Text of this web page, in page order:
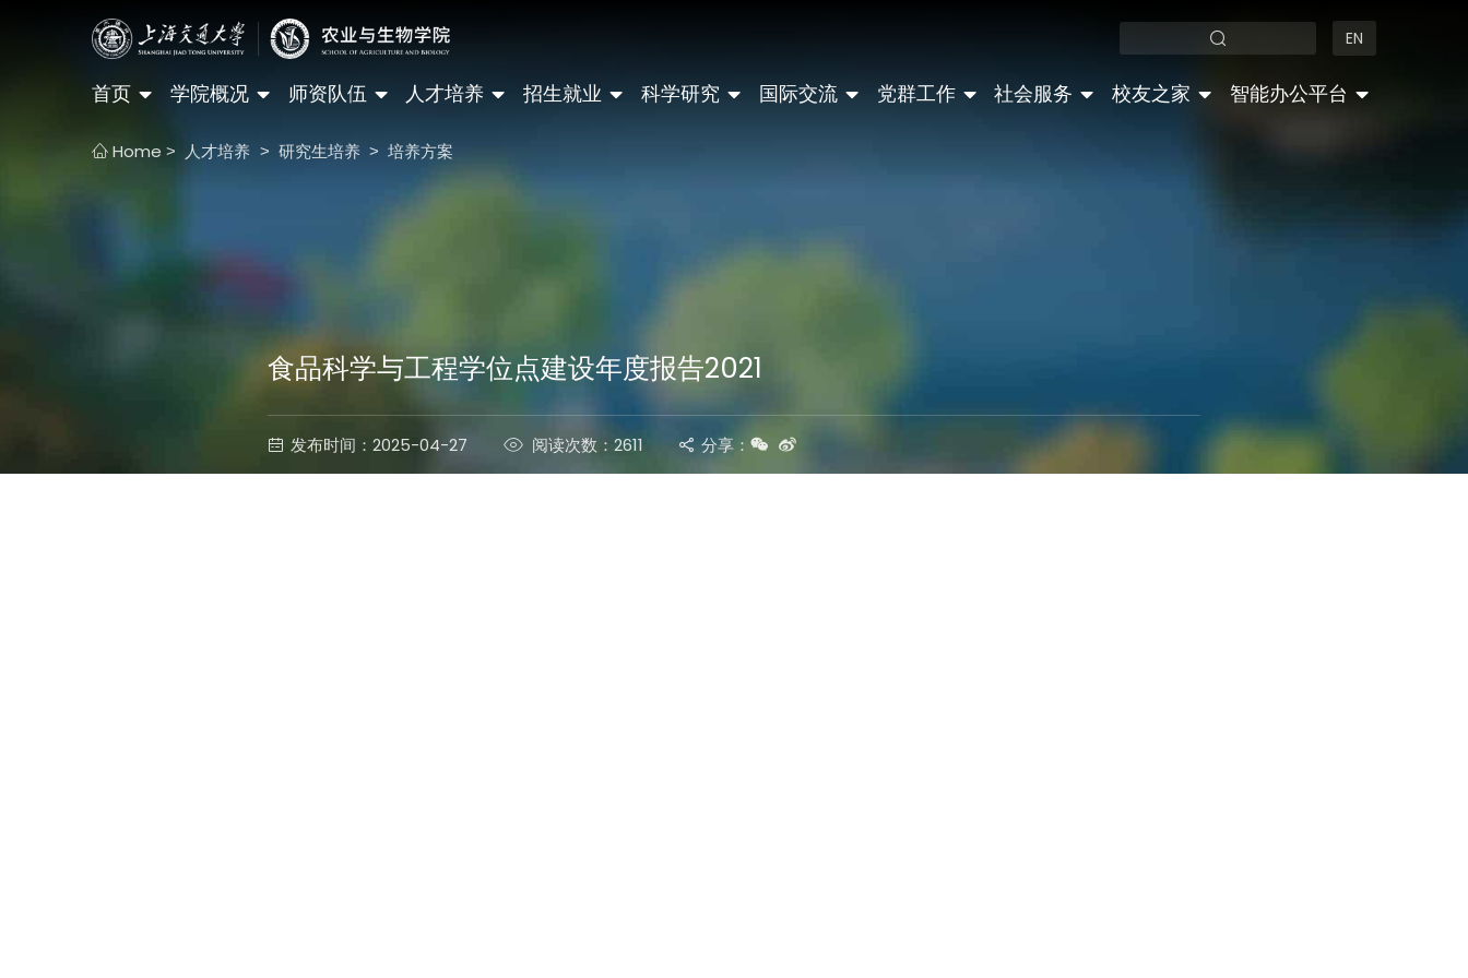
EN
首页 学院概况 师资队伍 人才培养 招生就业 科学研究 国际交流 党群工作 社会服务 校友之家 智能办公平台
Home > 人才培养 > 研究生培养 > 培养方案
食品科学与工程学位点建设年度报告2021
发布时间：2025-04-27 阅读次数：2611 分享：